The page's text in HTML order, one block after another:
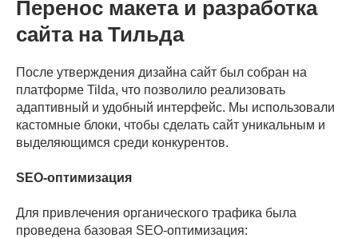
Перенос макета и разработка
сайта на Тильда
После утверждения дизайна сайт был собран на
платформе Tilda, что позволило реализовать
адаптивный и удобный интерфейс. Мы использовали
кастомные блоки, чтобы сделать сайт уникальным и
выделяющимся среди конкурентов.
SEO-оптимизация
Для привлечения органического трафика была
проведена базовая SEO-оптимизация: